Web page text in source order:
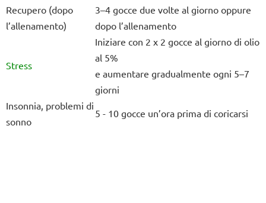
Recupero (dopo
l’allenamento)
3–4 gocce due volte al giorno oppure
dopo l’allenamento
Stress
Iniziare con 2 x 2 gocce al giorno di olio
al 5%
e aumentare gradualmente ogni 5–7
giorni
Insonnia, problemi di
sonno
5 - 10 gocce un’ora prima di coricarsi